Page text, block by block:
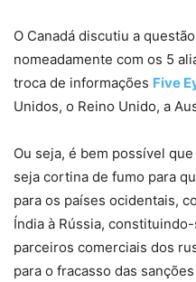
O Canadá discutiu a
nomeadamente com os 5
troca de informações Five
Unidos, o Reino Unido, a
Ou seja, é bem possível
seja cortina de fumo para
para os países ocidentais,
Índia à Rússia,
parceiros comerciais dos
para o fracasso das